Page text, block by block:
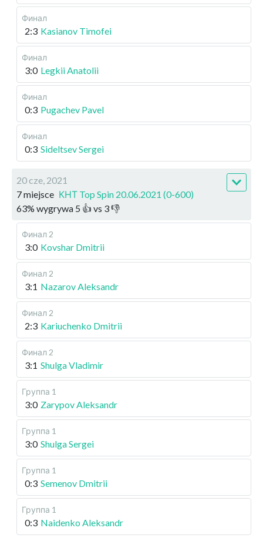
Финал
2:3 Kasianov Timofei
Финал
3:0 Legkii Anatolii
Финал
0:3 Pugachev Pavel
Финал
0:3 Sideltsev Sergei
20 cze, 2021
7 miejsce КНТ Top Spin 20.06.2021 (0-600)
63% wygrywa 5 👍 vs 3👎
Финал 2
3:0 Kovshar Dmitrii
Финал 2
3:1 Nazarov Aleksandr
Финал 2
2:3 Kariuchenko Dmitrii
Финал 2
3:1 Shulga Vladimir
Группа 1
3:0 Zarypov Aleksandr
Группа 1
3:0 Shulga Sergei
Группа 1
0:3 Semenov Dmitrii
Группа 1
0:3 Naidenko Aleksandr